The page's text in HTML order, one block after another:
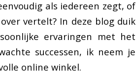
als iedereen zegt, of
vertelt? In deze blog duik
ervaringen met het
successen, ik neem je
online winkel.